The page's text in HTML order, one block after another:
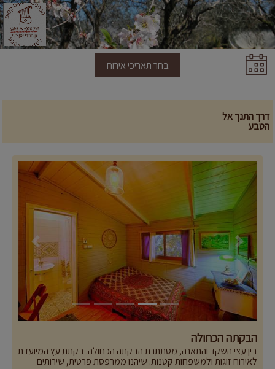
בחר תאריכי אירוח
דרך התנך אל
הטבע
Previous Next
הבקתה הכחולה
בין עצי השקד והתאנה, מסתתרת הבקתה הכחולה. בקתת עץ המיועדת
לאירוח זוגות ולמשפחות קטנות. שיהנו ממרפסת פרטית, שירותים